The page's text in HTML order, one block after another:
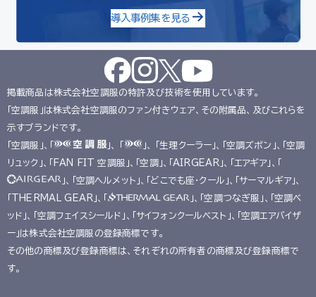
導入事例集を見る
掲載商品は株式会社空調服の特許及び技術を使用しています。
「空調服」は株式会社空調服のファン付きウェア、その附属品、及びこれらを
示すブランドです。
「空調服」、「
」、 「
」、 「生理クーラー」、「空調ズボン」、「空調
リュック」、「FAN FIT 空調服」、「空調」、「AIRGEAR」、「エアギア」、「
」、「空調ヘルメット」、「どこでも座･クール」、「サーマルギア」、
「THERMAL GEAR」、「
」、「空調つなぎ服」、「空調ベ
ッド」、「空調フェイスシールド」、「サイフォンクールベスト」、「空調エアバイザ
ー」は株式会社空調服の登録商標です。
その他の商標及び登録商標は、それぞれの所有者の商標及び登録商標で
す。